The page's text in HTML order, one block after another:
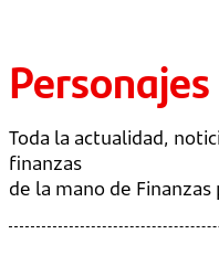
Toda la actualidad,
finanzas
de la mano de